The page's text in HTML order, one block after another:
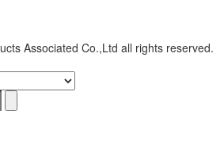
Associated Co.,Ltd all rights reserved.